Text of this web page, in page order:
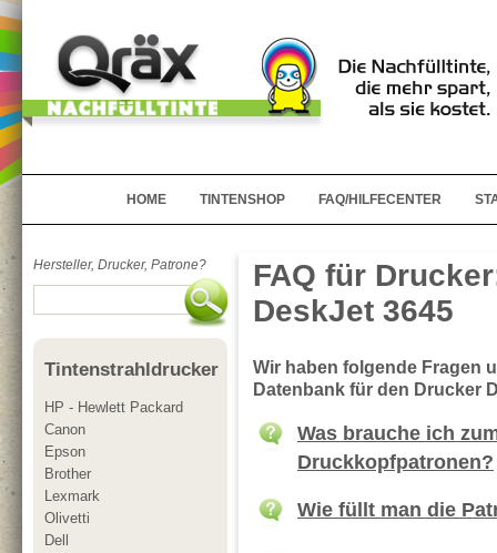
HOME TINTENSHOP FAQ/HILFECENTER
Hersteller, Drucker, Patrone?
Tintenstrahldrucker
HP - Hewlett Packard
Canon
Epson
Brother
Lexmark
Olivetti
Dell
FAQ für
DeskJet 3645
Wir haben folgende Fragen
Datenbank für den Drucker
Was brauche ich
Druckkopfpatronen?
Wie füllt man die